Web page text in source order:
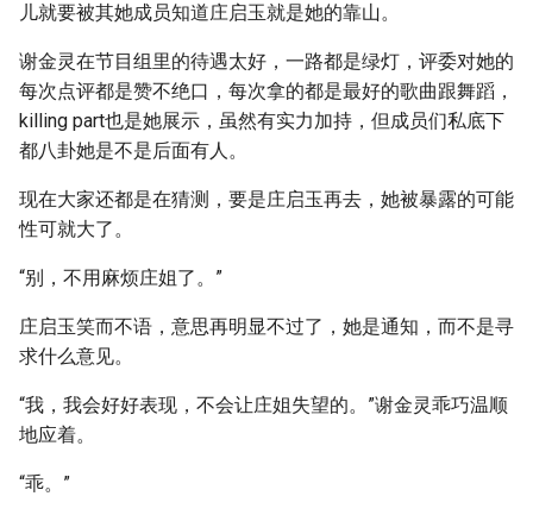
儿就要被其她成员知道庄启玉就是她的靠山。
谢金灵在节目组里的待遇太好，一路都是绿灯，评委对她的
每次点评都是赞不绝口，每次拿的都是最好的歌曲跟舞蹈，
killing part也是她展示，虽然有实力加持，但成员们私底下
都八卦她是不是后面有人。
现在大家还都是在猜测，要是庄启玉再去，她被暴露的可能
性可就大了。
“别，不用麻烦庄姐了。”
庄启玉笑而不语，意思再明显不过了，她是通知，而不是寻
求什么意见。
“我，我会好好表现，不会让庄姐失望的。”谢金灵乖巧温顺
地应着。
“乖。”